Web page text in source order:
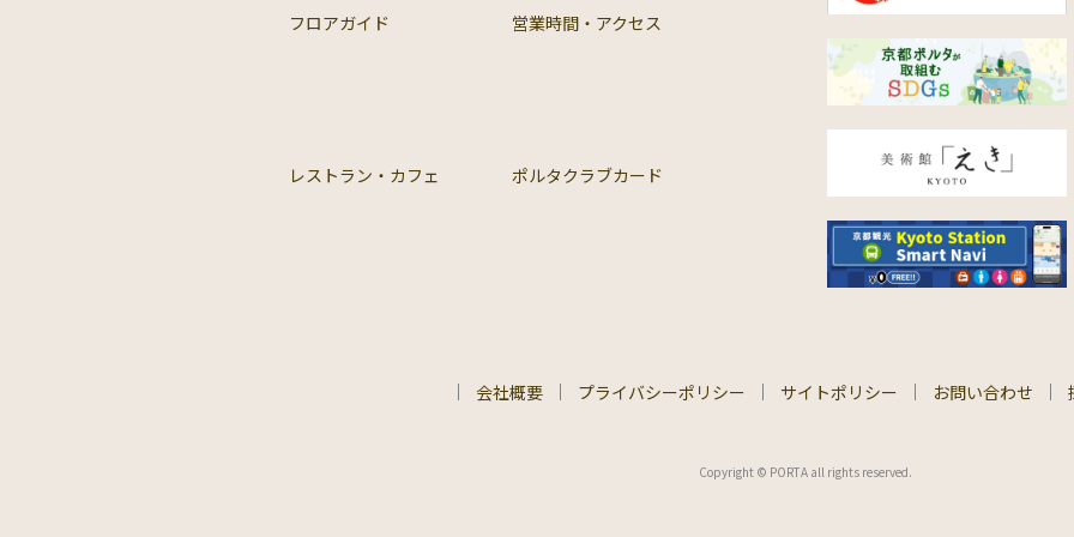
フロアガイド 営業時間・アクセス
レストラン・カフェ ポルタクラブカード
会社概要 プライバシーポリシー サイトポリシー お問い合わせ
Copyright © PORTA all rights reserved.